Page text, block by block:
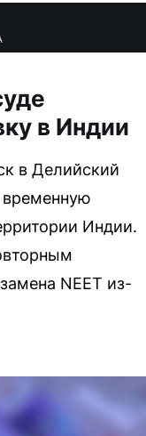
в Индии
в Делийский
временную
Индии.
NEET из-